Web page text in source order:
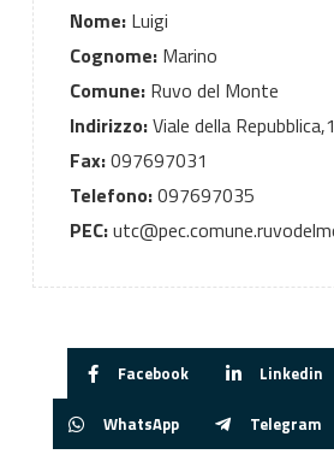
Nome:Luigi
Cognome:Marino
Comune:Ruvo del Monte
Indirizzo:Viale della Repubblica,1
Fax:097697031
Telefono:097697035
PEC:
Facebook Linkedin
WhatsApp Telegram